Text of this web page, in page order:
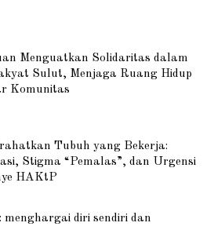
Menguatkan Solidaritas dalam
Sulut, Menjaga Ruang Hidup
Komunitas
Tubuh yang Bekerja:
Stigma “Pemalas”, dan Urgensi
HAKtP
menghargai diri sendiri dan